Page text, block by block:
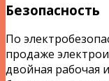
Безопасность
По
продаже
двойная рабочая